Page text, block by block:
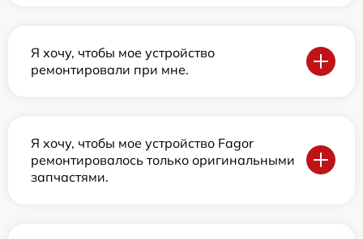
Я хочу, чтобы мое устройство
ремонтировали при мне.
Я хочу, чтобы мое устройство Fagor
ремонтировалось только оригинальными
запчастями.